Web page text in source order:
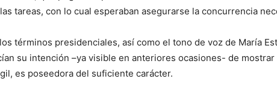
tareas, con lo cual esperaban asegurarse la concurrencia
términos presidenciales, así como el tono de voz de María
su intención –ya visible en anteriores ocasiones- de mostrar
es poseedora del suficiente carácter.